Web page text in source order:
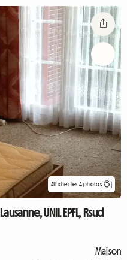
Afficher les 4 photos
UNIL EPFL, Rsud
Maison